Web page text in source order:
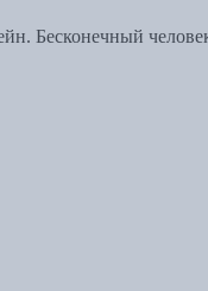
Бесконечный